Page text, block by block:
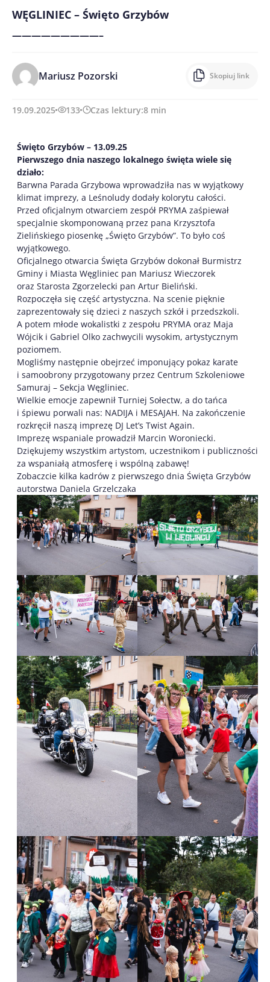
WĘGLINIEC – Święto Grzybów
—————————–
Mariusz Pozorski Skopiuj link
19.09.2025 133 Czas lektury:8 min
Święto Grzybów – 13.09.25
Pierwszego dnia naszego lokalnego święta wiele się
działo:
Barwna Parada Grzybowa wprowadziła nas w wyjątkowy
klimat imprezy, a Leśnoludy dodały kolorytu całości.
Przed oficjalnym otwarciem zespół PRYMA zaśpiewał
specjalnie skomponowaną przez pana Krzysztofa
Zielińskiego piosenkę „Święto Grzybów”. To było coś
wyjątkowego.
Oficjalnego otwarcia Święta Grzybów dokonał Burmistrz
Gminy i Miasta Węgliniec pan Mariusz Wieczorek
oraz Starosta Zgorzelecki pan Artur Bieliński.
Rozpoczęła się część artystyczna. Na scenie pięknie
zaprezentowały się dzieci z naszych szkół i przedszkoli.
A potem młode wokalistki z zespołu PRYMA oraz Maja
Wójcik i Gabriel Olko zachwycili wysokim, artystycznym
poziomem.
Mogliśmy następnie obejrzeć imponujący pokaz karate
i samoobrony przygotowany przez Centrum Szkoleniowe
Samuraj – Sekcja Węgliniec.
Wielkie emocje zapewnił Turniej Sołectw, a do tańca
i śpiewu porwali nas: NADIJA i MESAJAH. Na zakończenie
rozkręcił naszą imprezę DJ Let’s Twist Again.
Imprezę wspaniale prowadził Marcin Woroniecki.
Dziękujemy wszystkim artystom, uczestnikom i publiczności
za wspaniałą atmosferę i wspólną zabawę!
Zobaczcie kilka kadrów z pierwszego dnia Święta Grzybów
autorstwa Daniela Grzelczaka